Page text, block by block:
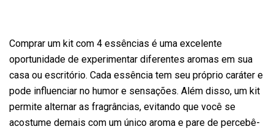
Comprar um kit com 4 essências é uma excelente
oportunidade de experimentar diferentes aromas em sua
casa ou escritório. Cada essência tem seu próprio caráter e
pode influenciar no humor e sensações. Além disso, um kit
permite alternar as fragrâncias, evitando que você se
acostume demais com um único aroma e pare de percebê-